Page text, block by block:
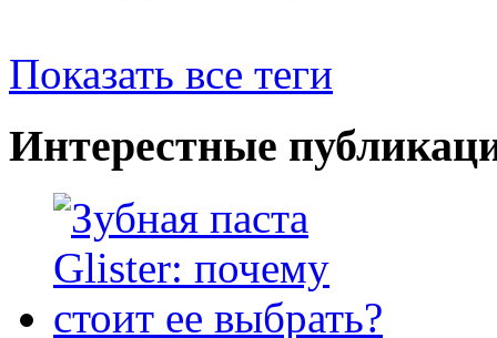
Показать все теги
Интерестные